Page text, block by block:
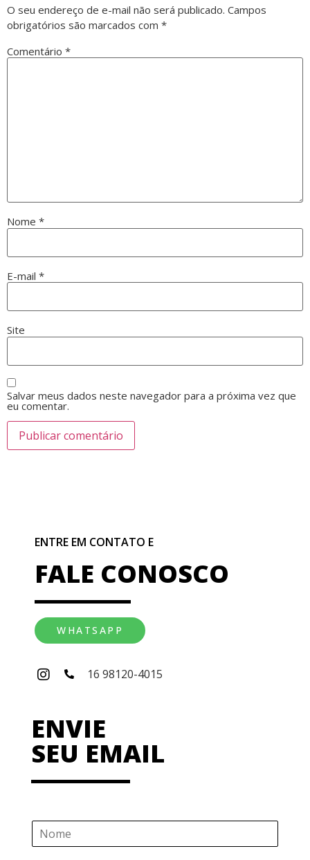
O seu endereço de e-mail não será publicado. Campos
obrigatórios são marcados com *
Comentário *
Nome *
E-mail *
Site
Salvar meus dados neste navegador para a próxima vez que
eu comentar.
ENTRE EM CONTATO E
FALE CONOSCO
WHATSAPP
16 98120-4015
ENVIE
SEU EMAIL
N